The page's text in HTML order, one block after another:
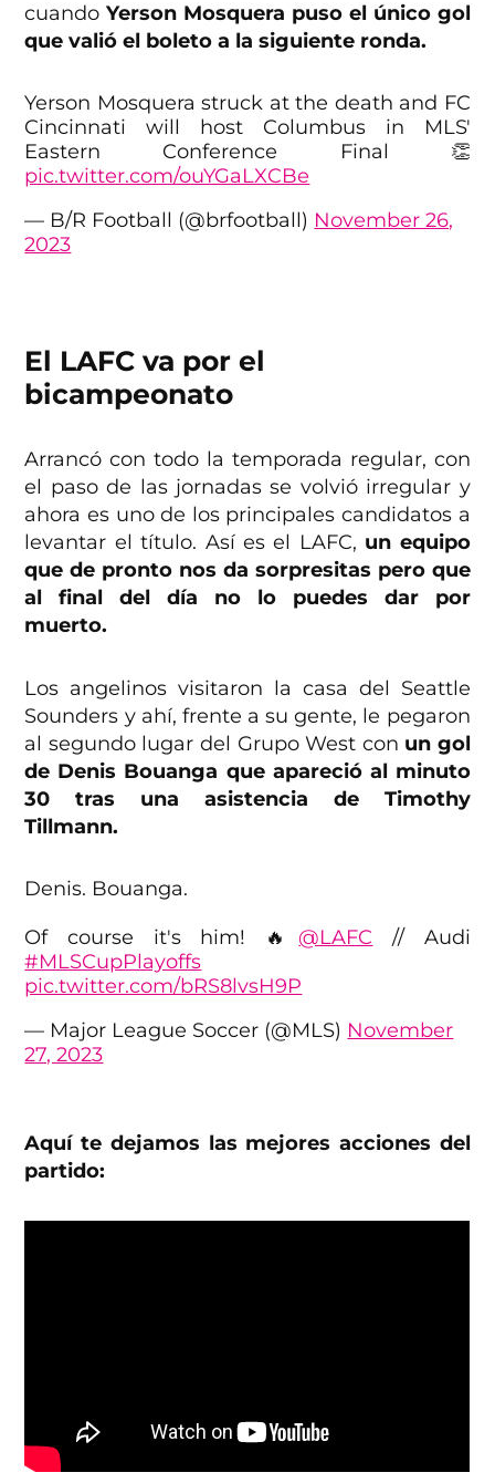
cuandoYerson Mosquera puso el único gol
que valió el boleto a la siguiente ronda.
Yerson Mosquera struck at the death and FC
Cincinnati will host Columbus in MLS'
Eastern Conference Final 👏
pic.twitter.com/ouYGaLXCBe
— B/R Football (@brfootball) November 26,
2023
El LAFC va por el
bicampeonato
Arrancó con todo la temporada regular, con
el paso de las jornadas se volvió irregular y
ahora es uno de los principales candidatos a
levantar el título. Así es el LAFC, un equipo
que de pronto nos da sorpresitas pero que
al final del día no lo puedes dar por
muerto.
Los angelinos visitaron la casa del Seattle
Sounders y ahí, frente a su gente, le pegaron
al segundo lugar del Grupo West con un gol
de Denis Bouanga que apareció al minuto
30 tras una asistencia de Timothy
Tillmann.
Denis. Bouanga.
Of course it's him! 🔥 @LAFC // Audi
#MLSCupPlayoffs
pic.twitter.com/bRS8lvsH9P
— Major League Soccer (@MLS) November
27, 2023
Aquí te dejamos las mejores acciones del
partido: